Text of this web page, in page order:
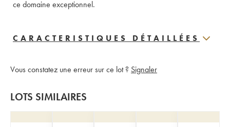
ce domaine exceptionnel.
CARACTERISTIQUES DÉTAILLÉES
Vous constatez une erreur sur ce lot ? Signaler
LOTS SIMILAIRES